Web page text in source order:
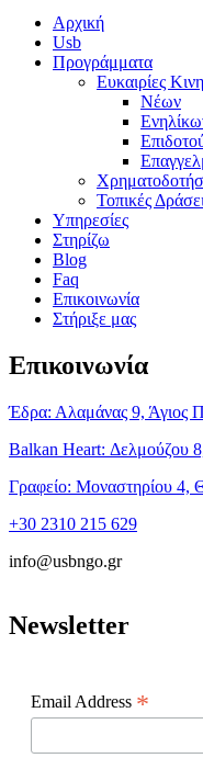
Αρχική
Usb
Προγράμματα
Ευκαιρίες
Νέων
Τοπικές
Υπηρεσίες
Στηρίζω
Blog
Faq
Επικοινωνία
Στήριξε μας
Επικοινωνία
Έδρα: Αλαμάνας 9, Άγιος
Balkan Heart: Δελμούζου
Γραφείο: Μοναστηρίου 4,
+30 2310 215 629
info@usbngo.gr
Newsletter
Email Address *